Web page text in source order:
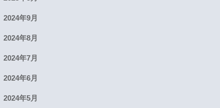
2024年9月
2024年8月
2024年7月
2024年6月
2024年5月